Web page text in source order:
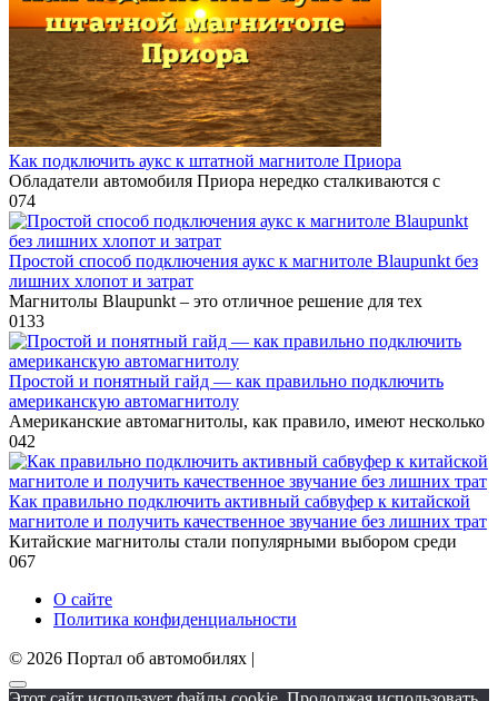
Как подключить аукс к штатной магнитоле Приора
Обладатели автомобиля Приора нередко сталкиваются с
074
Простой способ подключения аукс к магнитоле Blaupunkt без
лишних хлопот и затрат
Магнитолы Blaupunkt – это отличное решение для тех
0133
Простой и понятный гайд — как правильно подключить
американскую автомагнитолу
Американские автомагнитолы, как правило, имеют несколько
042
Как правильно подключить активный сабвуфер к китайской
магнитоле и получить качественное звучание без лишних трат
Китайские магнитолы стали популярными выбором среди
067
О сайте
Политика конфиденциальности
© 2026 Портал об автомобилях |